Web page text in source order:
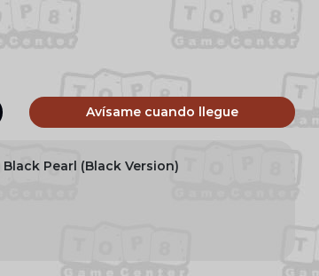
Avísame cuando llegue
Black Pearl (Black Version)